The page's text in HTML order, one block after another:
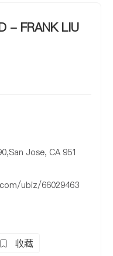
- FRANK LIU
Jose, CA 951
ubiz/66029463
收藏